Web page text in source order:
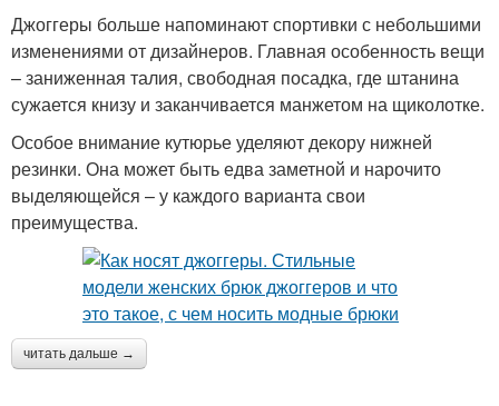
Джоггеры больше напоминают спортивки с небольшими
изменениями от дизайнеров. Главная особенность вещи
– заниженная талия, свободная посадка, где штанина
сужается книзу и заканчивается манжетом на щиколотке.
Особое внимание кутюрье уделяют декору нижней
резинки. Она может быть едва заметной и нарочито
выделяющейся – у каждого варианта свои
преимущества.
читать дальше →